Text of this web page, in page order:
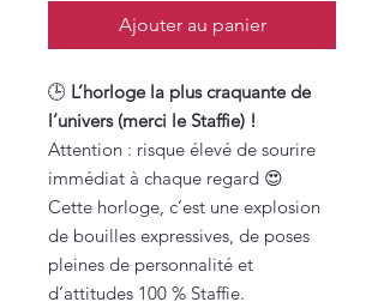
Ajouter au panier
🕒 L’horloge la plus craquante de
l’univers (merci le Staffie) !
Attention : risque élevé de sourire
immédiat à chaque regard 😍
Cette horloge, c’est une explosion
de bouilles expressives, de poses
pleines de personnalité et
d’attitudes 100 % Staffie.